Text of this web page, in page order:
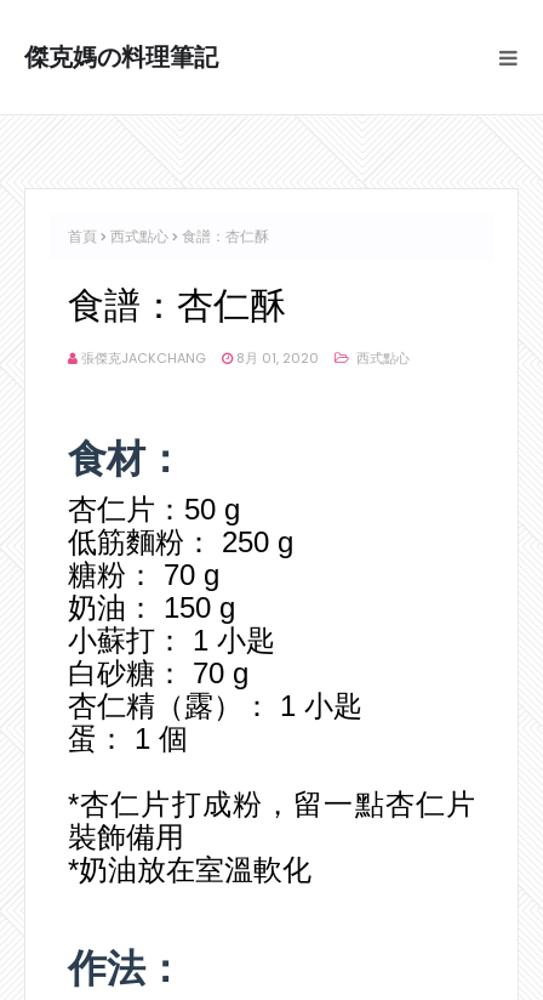
傑克媽の料理筆記
首頁 西式點心 食譜：杏仁酥
食譜：杏仁酥
張傑克JACKCHANG 8月 01, 2020 西式點心
食材：
杏仁片：50 g
低筋麵粉： 250 g
糖粉： 70 g
奶油： 150 g
小蘇打： 1 小匙
白砂糖： 70 g
杏仁精（露）： 1 小匙
蛋： 1 個
*杏仁片打成粉，留一點杏仁片
裝飾備用
*奶油放在室溫軟化
作法：